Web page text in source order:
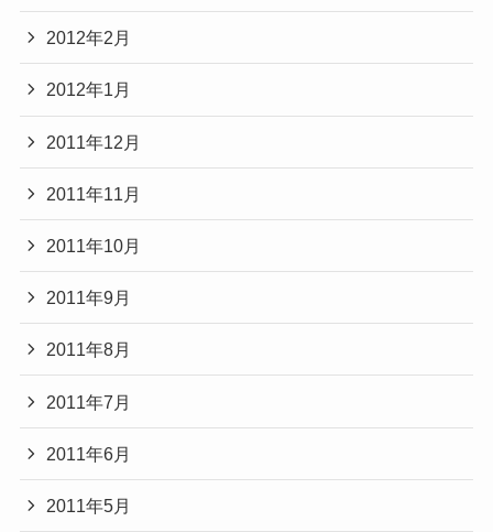
2012年2月
2012年1月
2011年12月
2011年11月
2011年10月
2011年9月
2011年8月
2011年7月
2011年6月
2011年5月